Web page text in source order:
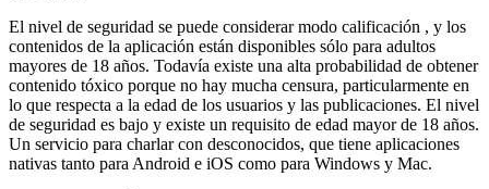
El nivel de seguridad se puede considerar modo calificación , y los
contenidos de la aplicación están disponibles sólo para adultos
mayores de 18 años. Todavía existe una alta probabilidad de obtener
contenido tóxico porque no hay mucha censura, particularmente en
lo que respecta a la edad de los usuarios y las publicaciones. El nivel
de seguridad es bajo y existe un requisito de edad mayor de 18 años.
Un servicio para charlar con desconocidos, que tiene aplicaciones
nativas tanto para Android e iOS como para Windows y Mac.